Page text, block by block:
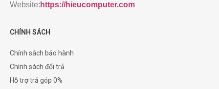
Website: https://hieucomputer.com
CHÍNH SÁCH
Chính sách bảo hành
Chính sách đổi trả
Hỗ trợ trả góp 0%